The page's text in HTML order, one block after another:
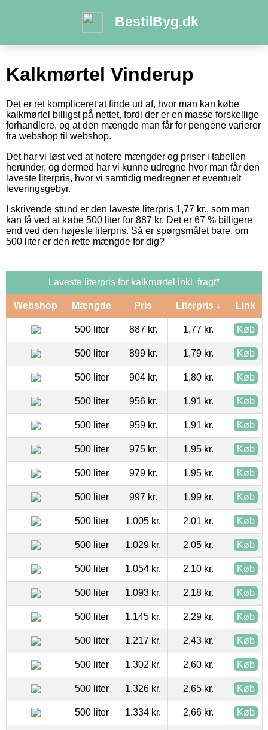
BestilByg.dk
Kalkmørtel Vinderup
Det er ret kompliceret at finde ud af, hvor man kan købe
kalkmørtel billigst på nettet, fordi der er en masse forskellige
forhandlere, og at den mængde man får for pengene varierer
fra webshop til webshop.
Det har vi løst ved at notere mængder og priser i tabellen
herunder, og dermed har vi kunne udregne hvor man får den
laveste literpris, hvor vi samtidig medregner et eventuelt
leveringsgebyr.
I skrivende stund er den laveste literpris 1,77 kr., som man
kan få ved at købe 500 liter for 887 kr. Det er 67 % billigere
end ved den højeste literpris. Så er spørgsmålet bare, om
500 liter er den rette mængde for dig?
Laveste literpris for kalkmørtel inkl. fragt*
Webshop Mængde Pris Literpris ↓ Link
500 liter 887 kr. 1,77 kr. Køb
500 liter 899 kr. 1,79 kr. Køb
500 liter 904 kr. 1,80 kr. Køb
500 liter 956 kr. 1,91 kr. Køb
500 liter 959 kr. 1,91 kr. Køb
500 liter 975 kr. 1,95 kr. Køb
500 liter 979 kr. 1,95 kr. Køb
500 liter 997 kr. 1,99 kr. Køb
500 liter 1.005 kr. 2,01 kr. Køb
500 liter 1.029 kr. 2,05 kr. Køb
500 liter 1.054 kr. 2,10 kr. Køb
500 liter 1.093 kr. 2,18 kr. Køb
500 liter 1.145 kr. 2,29 kr. Køb
500 liter 1.217 kr. 2,43 kr. Køb
500 liter 1.302 kr. 2,60 kr. Køb
500 liter 1.326 kr. 2,65 kr. Køb
500 liter 1.334 kr. 2,66 kr. Køb